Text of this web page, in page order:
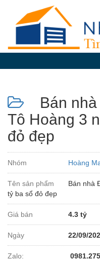
đàn
Giới
Tin
nhà
đất
videos
Tìm
kiếm
Đăng
nhập
Bán nhà
Tô Hoàng 3
đỏ đẹp
Nhóm Hoàng
Tên sản phẩm
Bán nhà
tỷ ba sổ đỏ đẹp
Giá bán 4.3 tỷ
Ngày 22/09/
Zalo: